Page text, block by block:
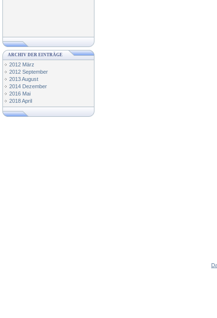
ARCHIV DER EINTRÄGE
2012 März
2012 September
2013 August
2014 Dezember
2016 Mai
2018 April